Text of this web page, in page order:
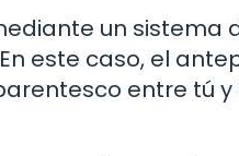
un sistema
este caso, el
entre tú